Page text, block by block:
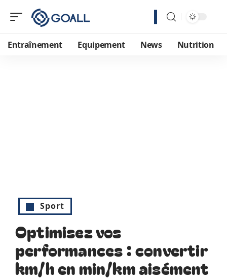
Entraînement Equipement News Nutrition
Sport
Optimisez vos
performances : convertir
km/h en min/km aisément